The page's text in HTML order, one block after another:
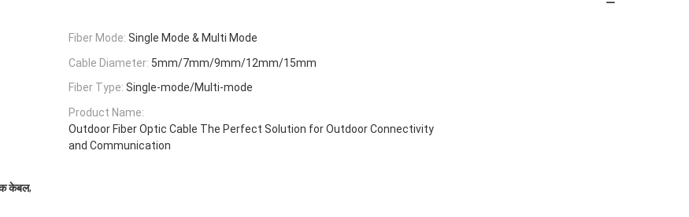
Fiber Mode: Single Mode & Multi Mode
Cable Diameter: 5mm/7mm/9mm/12mm/15mm
Fiber Type: Single-mode/Multi-mode
Product Name:
Outdoor Fiber Optic Cable The Perfect Solution for Outdoor Connectivity
and Communication
केबल,